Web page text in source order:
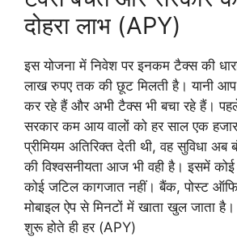
दोहरा लाभ (APY)
इस योजना में निवेश पर इनकम टैक्स की
लाख रुपए तक की छूट मिलती है। यानी आप
कर रहे हैं और अभी टैक्स भी बचा रहे हैं।
सरकार कम आय वालों को हर साल एक
प्रीमियम अतिरिक्त देती थी, वह सुविधा
की विश्वसनीयता आज भी वही है। इसमें
कोई जटिल कागजात नहीं। बैंक, पोस्ट
मोबाइल ऐप से मिनटों में खाता खुल जाता
शुरू होते ही हर (APY)